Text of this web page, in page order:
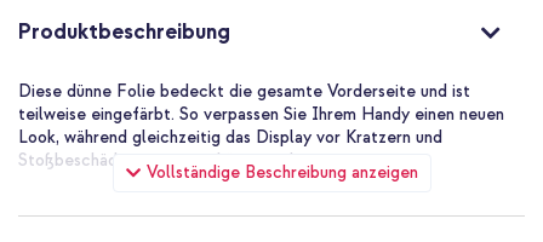
Produktbeschreibung
Vollständige Beschreibung anzeigen
Diese dünne Folie bedeckt die gesamte Vorderseite und ist
teilweise eingefärbt. So verpassen Sie Ihrem Handy einen neuen
Look, während gleichzeitig das Display vor Kratzern und
Stoßbeschädigungen geschützt wird.